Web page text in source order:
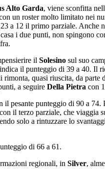
Alto Garda, viene sconfitta
un roster molto limitato nei
a 12 il primo parziale.
i due punti, non spingono
il Solesino sul suo
il punteggio di 39 a 40. Il
quasi riuscita, da
a seguire Della Pietra con
il pesante punteggio di 90 a
il terzo parziale, che
solo a rintuzzare lo
di 66 a 61.
regionali, in Silver,